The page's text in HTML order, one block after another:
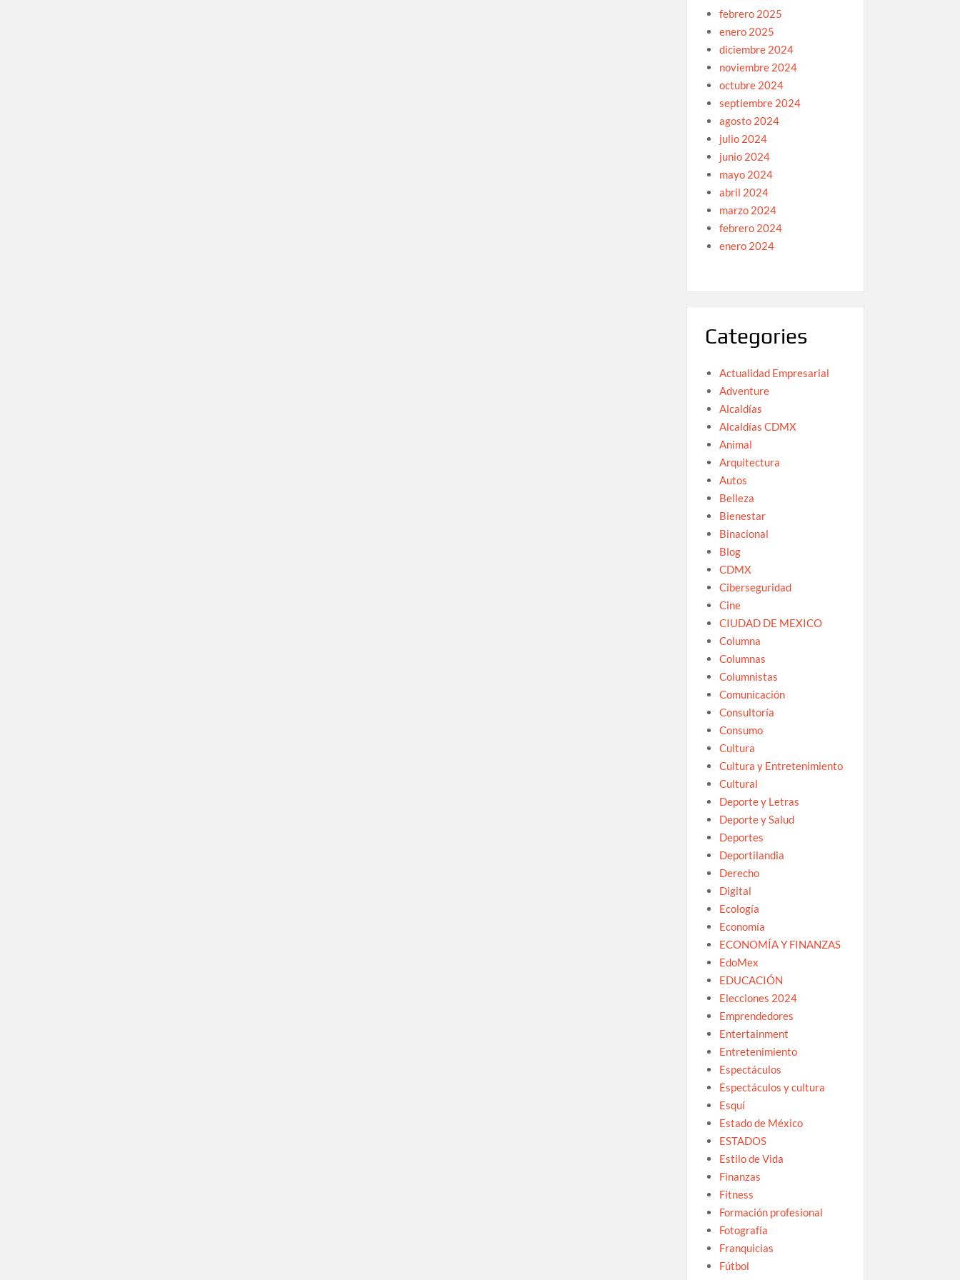
febrero 2025
enero 2025
diciembre 2024
noviembre 2024
octubre 2024
septiembre 2024
agosto 2024
julio 2024
junio 2024
mayo 2024
abril 2024
marzo 2024
febrero 2024
enero 2024
Categories
Actualidad Empresarial
Adventure
Alcaldías
Alcaldías CDMX
Animal
Arquitectura
Autos
Belleza
Bienestar
Binacional
Blog
CDMX
Ciberseguridad
Cine
CIUDAD DE MEXICO
Columna
Columnas
Columnistas
Comunicación
Consultoría
Consumo
Cultura
Cultura y Entretenimiento
Cultural
Deporte y Letras
Deporte y Salud
Deportes
Deportilandia
Derecho
Digital
Ecología
Economía
ECONOMÍA Y FINANZAS
EdoMex
EDUCACIÓN
Elecciones 2024
Emprendedores
Entertainment
Entretenimiento
Espectáculos
Espectáculos y cultura
Esquí
Estado de México
ESTADOS
Estilo de Vida
Finanzas
Fitness
Formación profesional
Fotografía
Franquicias
Fútbol